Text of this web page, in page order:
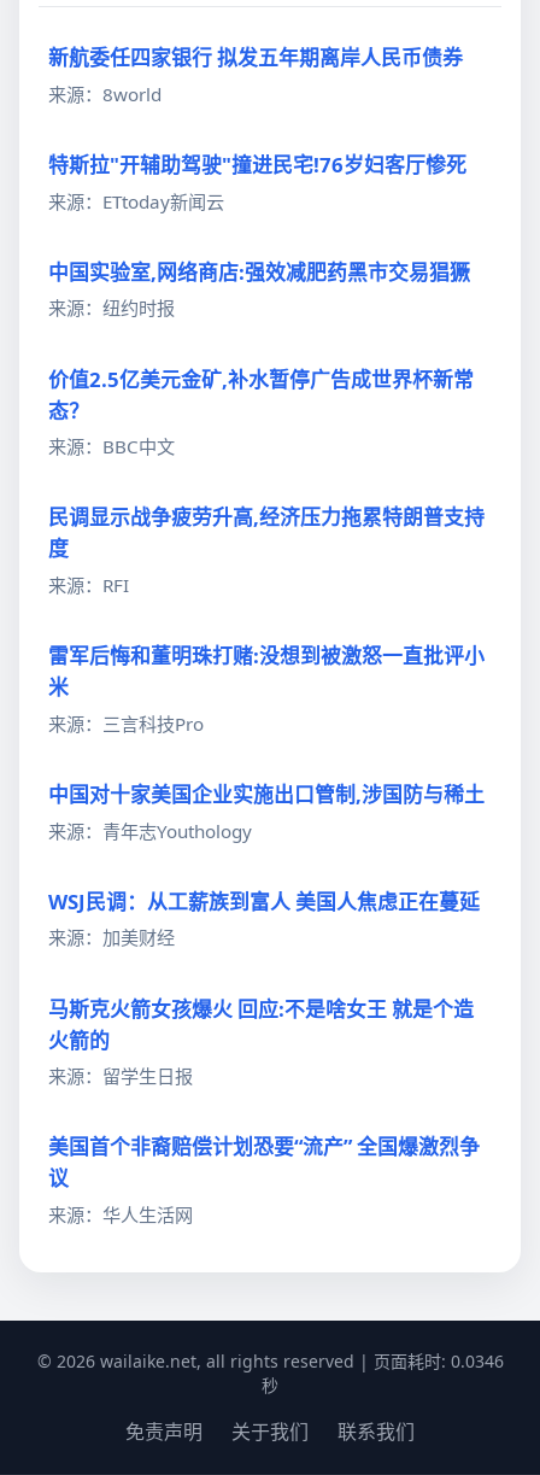
新航委任四家银行 拟发五年期离岸人民币债券
来源：8world
特斯拉"开辅助驾驶"撞进民宅!76岁妇客厅惨死
来源：ETtoday新闻云
中国实验室,网络商店:强效减肥药黑市交易猖獗
来源：纽约时报
价值2.5亿美元金矿,补水暂停广告成世界杯新常
态？
来源：BBC中文
民调显示战争疲劳升高,经济压力拖累特朗普支持
度
来源：RFI
雷军后悔和董明珠打赌:没想到被激怒一直批评小
米
来源：三言科技Pro
中国对十家美国企业实施出口管制,涉国防与稀土
来源：青年志Youthology
WSJ民调：从工薪族到富人 美国人焦虑正在蔓延
来源：加美财经
马斯克火箭女孩爆火 回应:不是啥女王 就是个造
火箭的
来源：留学生日报
美国首个非裔赔偿计划恐要“流产” 全国爆激烈争
议
来源：华人生活网
© 2026 wailaike.net, all rights reserved | 页面耗时: 0.0346
秒
免责声明 关于我们 联系我们